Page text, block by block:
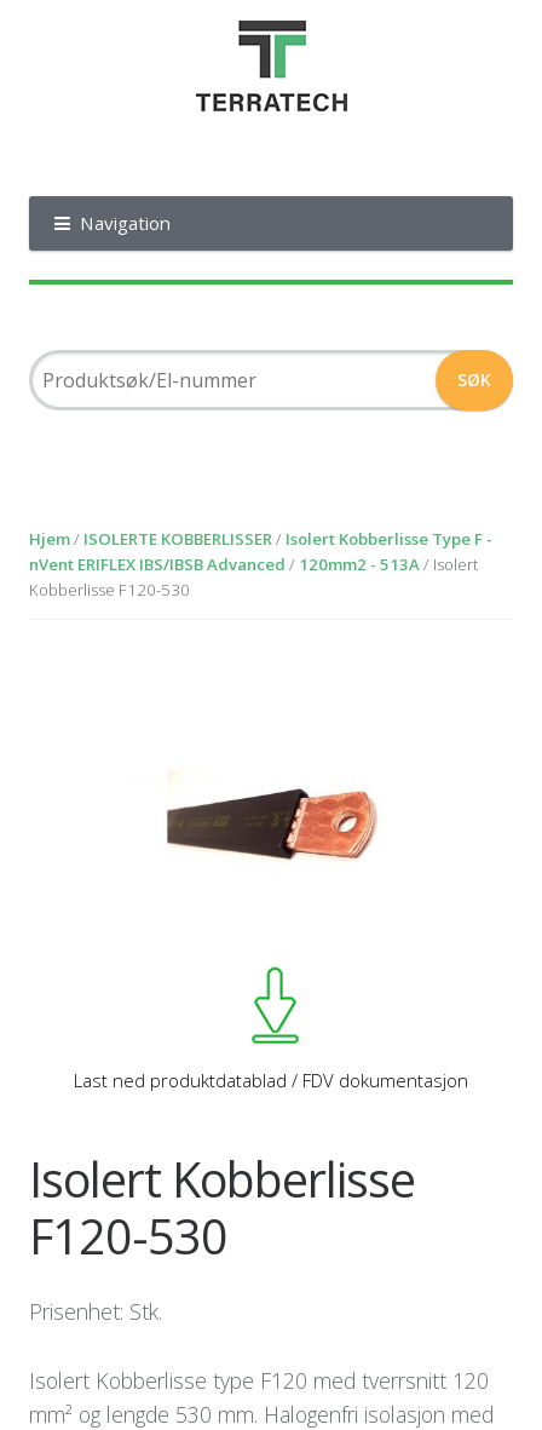
Navigation
Hjem/ ISOLERTE KOBBERLISSER/ Isolert Kobberlisse Type F -
nVent ERIFLEX IBS/IBSB Advanced / 120mm2 - 513A/ Isolert
Kobberlisse F120-530
Last ned produktdatablad / FDV dokumentasjon
Isolert Kobberlisse
F120-530
Prisenhet: Stk.
Isolert Kobberlisse type F120 med tverrsnitt 120
mm² og lengde 530 mm. Halogenfri isolasjon med